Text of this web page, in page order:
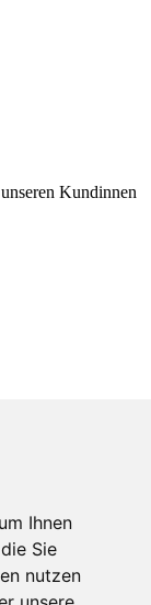
Ihnen
Sie
nutzen
Kundinnen